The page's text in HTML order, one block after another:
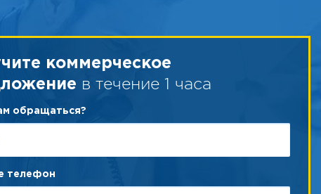
коммерческое
в течение 1 часа
обращаться?
телефон